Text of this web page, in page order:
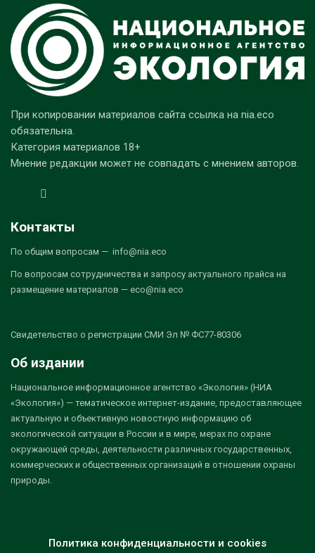
При копировании материалов сайта ссылка на nia.eco
обязательна.
Категория материалов 18+
Мнение редакции может не совпадать с мнением авторов.
Контакты
По общим вопросам — info@nia.eco
По вопросам сотрудничества и запросу актуального прайса на
размещение материалов — eco@nia.eco
Свидетельство о регистрации СМИ Эл № ФС77-80306
Об издании
Национальное информационное агентство «Экология» (НИА
«Экология») — тематическое интернет-издание, предоставляющее
актуальную и объективную новостную информацию об
экологической ситуации в России и в мире, мерах по охране
окружающей среды, деятельности различных государственных,
коммерческих и общественных организаций в отношении охраны
природы.
Политика конфиденциальности и cookies